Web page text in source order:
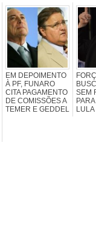
EM DEPOIMENTO
À PF, FUNARO
CITA PAGAMENTO
DE COMISSÕES A
TEMER E GEDDEL
SEM
LULA